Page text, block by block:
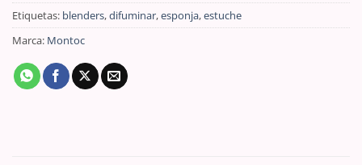
Etiquetas: blenders,difuminar,esponja,estuche
Marca: Montoc